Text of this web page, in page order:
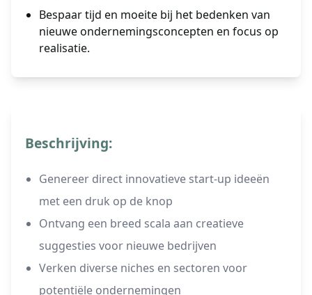
Bespaar tijd en moeite bij het bedenken van
nieuwe ondernemingsconcepten en focus op
realisatie.
Beschrijving:
Genereer direct innovatieve start-up ideeën
met een druk op de knop
Ontvang een breed scala aan creatieve
suggesties voor nieuwe bedrijven
Verken diverse niches en sectoren voor
potentiële ondernemingen